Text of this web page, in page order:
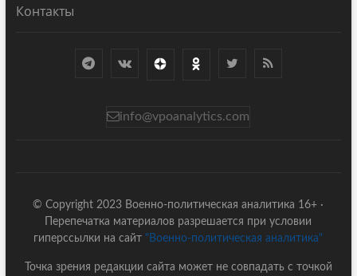
Контакты
info@vpoanalytics.com
© Copyright 2023 Военно-политическая аналитика 16+ ·
Перепечатка материалов разрешается при условии
гиперссылки на сайт "Военно-политическая аналитика"
Точка зрения редакции сайта может не совпадать с точкой